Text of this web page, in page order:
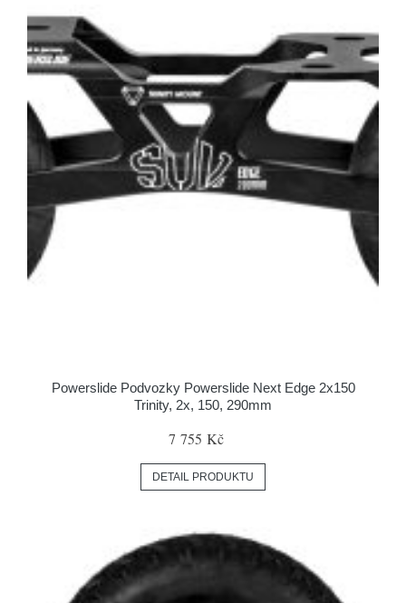
Powerslide Podvozky Powerslide Next Edge 2x150
Trinity, 2x, 150, 290mm
7 755 Kč
DETAIL PRODUKTU